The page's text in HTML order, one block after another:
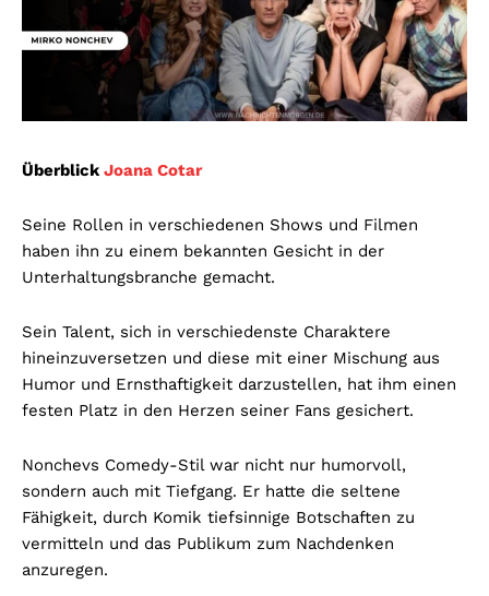
Überblick Joana Cotar
Seine Rollen in verschiedenen Shows und Filmen
haben ihn zu einem bekannten Gesicht in der
Unterhaltungsbranche gemacht.
Sein Talent, sich in verschiedenste Charaktere
hineinzuversetzen und diese mit einer Mischung aus
Humor und Ernsthaftigkeit darzustellen, hat ihm einen
festen Platz in den Herzen seiner Fans gesichert.
Nonchevs Comedy-Stil war nicht nur humorvoll,
sondern auch mit Tiefgang. Er hatte die seltene
Fähigkeit, durch Komik tiefsinnige Botschaften zu
vermitteln und das Publikum zum Nachdenken
anzuregen.